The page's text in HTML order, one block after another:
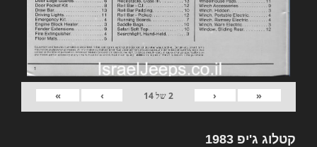
«
‹
2של14
›
»
קטלוג ג'יפ 1983